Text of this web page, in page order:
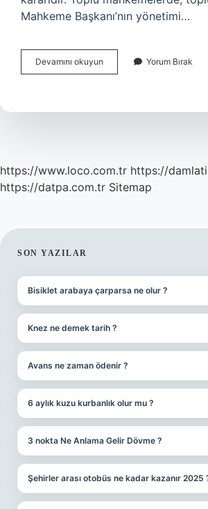
Mahkeme Başkanı’nın yönetimi…
Devamını okuyun
Ne
Yorum Bırak
https://www.loco.com.tr https://
https://datpa.com.tr Sitemap
SIDEBAR
SON YAZILAR
Bisiklet arabaya çarparsa ne olur ?
Knez ne demek tarih ?
Avans ne zaman ödenir ?
6 aylık kuzu kurbanlık olur mu ?
3 nokta Ne Anlama Gelir Dövme ?
Şehirler arası otobüs ne kadar kazanır 2025